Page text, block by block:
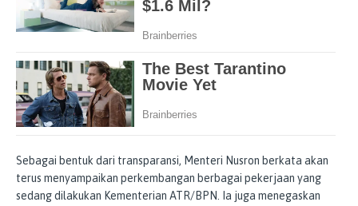
Sebagai bentuk dari transparansi, Menteri Nusron berkata akan
terus menyampaikan perkembangan berbagai pekerjaan yang
sedang dilakukan Kementerian ATR/BPN. Ia juga menegaskan